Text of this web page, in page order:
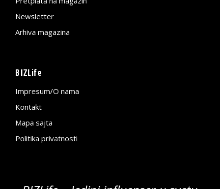
Newsletter
Arhiva magazina
BIZLife
Impresum/O nama
Kontakt
Mapa sajta
Politika privatnosti